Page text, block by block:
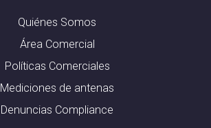
Quiénes Somos
Área Comercial
Políticas Comerciales
Mediciones de antenas
Denuncias Compliance